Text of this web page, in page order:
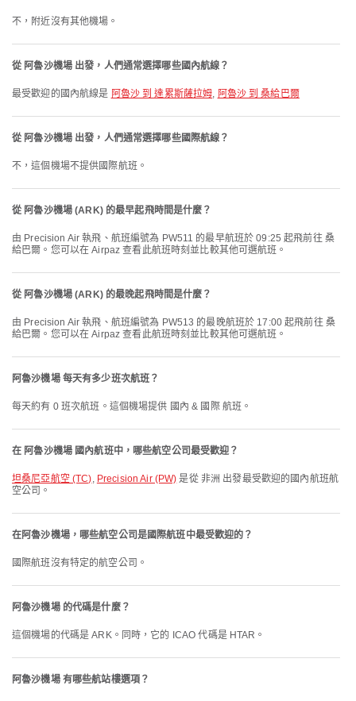
不，附近沒有其他機場。
從 阿魯沙機場 出發，人們通常選擇哪些國內航線？
最受歡迎的國內航線是 阿魯沙 到 達累斯薩拉姆, 阿魯沙 到 桑給巴爾
從 阿魯沙機場 出發，人們通常選擇哪些國際航線？
不，這個機場不提供國際航班。
從 阿魯沙機場 (ARK) 的最早起飛時間是什麼？
由 Precision Air 執飛、航班編號為 PW511 的最早航班於 09:25 起飛前往 桑
給巴爾。您可以在 Airpaz 查看此航班時刻並比較其他可選航班。
從 阿魯沙機場 (ARK) 的最晚起飛時間是什麼？
由 Precision Air 執飛、航班編號為 PW513 的最晚航班於 17:00 起飛前往 桑
給巴爾。您可以在 Airpaz 查看此航班時刻並比較其他可選航班。
阿魯沙機場 每天有多少班次航班？
每天約有 0 班次航班。這個機場提供 國內 & 國際 航班。
在 阿魯沙機場 國內航班中，哪些航空公司最受歡迎？
坦桑尼亞航空 (TC), Precision Air (PW) 是從 非洲 出發最受歡迎的國內航班航
空公司。
在阿魯沙機場，哪些航空公司是國際航班中最受歡迎的？
國際航班沒有特定的航空公司。
阿魯沙機場 的代碼是什麼？
這個機場的代碼是 ARK。同時，它的 ICAO 代碼是 HTAR。
阿魯沙機場 有哪些航站樓選項？